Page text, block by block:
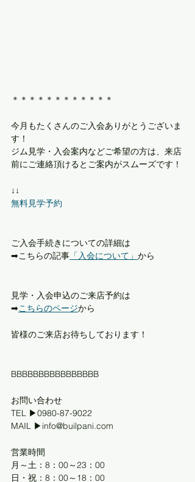
＊＊＊＊＊＊＊＊＊＊＊＊
今月もたくさんのご入会ありがとうございま
す！
ジム見学・入会案内などご希望の方は、来店
前にご連絡頂けるとご案内がスムーズです！
↓↓
無料見学予約
ご入会手続きについての詳細は
➡︎こちらの記事 「入会について」 から
見学・入会申込のご来店予約は
➡︎こちらのページから
皆様のご来店お待ちしております！
BBBBBBBBBBBBBBBB
お問い合わせ
TEL ▶0980-87-9022
MAIL ▶info@builpani.com
営業時間
月～土：8：00～23：00
日・祝：8：00～18：00